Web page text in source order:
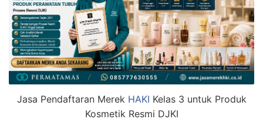
Jasa Pendaftaran Merek HAKI Kelas 3 untuk Produk
Kosmetik Resmi DJKI